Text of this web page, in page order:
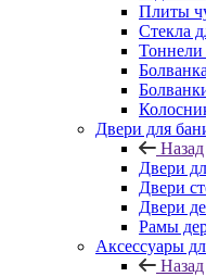
Плиты
Стекла
Двери для
Назад
Двери
Двери
Двери
Рамы
Аксессуары
Назад